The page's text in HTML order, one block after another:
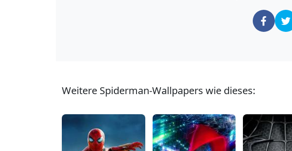
Weitere Spiderman-Wallpapers wie dieses: